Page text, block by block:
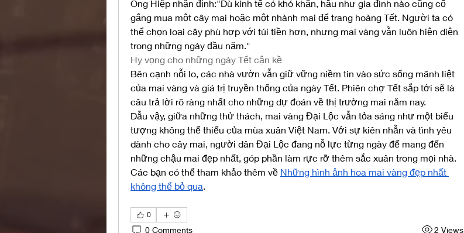
Ông Hiệp nhận định:"Dù kinh tế có khó khăn, hầu như gia đình nào cũng cố
gắng mua một cây mai hoặc một nhành mai để trang hoàng Tết. Người ta có
thể chọn loại cây phù hợp với túi tiền hơn, nhưng mai vàng vẫn luôn hiện diện
trong những ngày đầu năm."
Hy vọng cho những ngày Tết cận kề
Bên cạnh nỗi lo, các nhà vườn vẫn giữ vững niềm tin vào sức sống mãnh liệt
của mai vàng và giá trị truyền thống của ngày Tết. Phiên chợ Tết sắp tới sẽ là
câu trả lời rõ ràng nhất cho những dự đoán về thị trường mai năm nay.
Dẫu vậy, giữa những thử thách, mai vàng Đại Lộc vẫn tỏa sáng như một biểu
tượng không thể thiếu của mùa xuân Việt Nam. Với sự kiên nhẫn và tình yêu
dành cho cây mai, người dân Đại Lộc đang nỗ lực từng ngày để mang đến
những chậu mai đẹp nhất, góp phần làm rực rỡ thêm sắc xuân trong mọi nhà.
Các bạn có thể tham khảo thêm về Những hình ảnh hoa mai vàng đẹp nhất
không thể bỏ qua.
0
0 Comments 2 Views